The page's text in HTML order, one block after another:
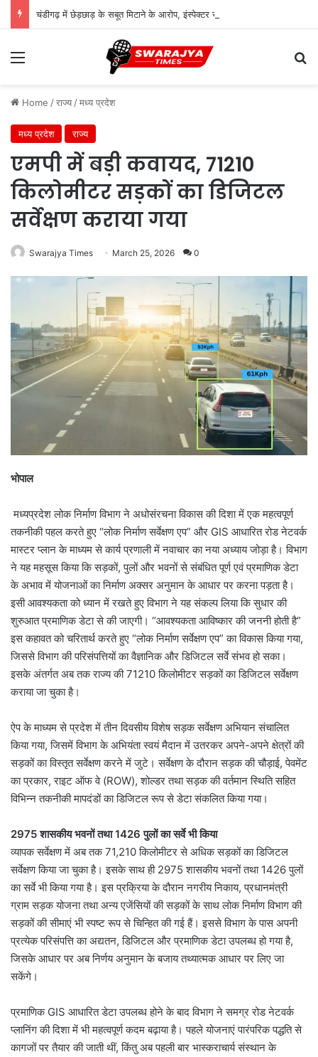
Menu
Home /राज्य /मध्य प्रदेश
मध्य प्रदेश राज्य
एमपी में बड़ी कवायद, 71210
किलोमीटर सड़कों का डिजिटल
सर्वेक्षण कराया गया
Swarajya Times March 25, 2026 0
भोपाल
मध्यप्रदेश लोक निर्माण विभाग ने अधोसंरचना विकास की दिशा में एक महत्वपूर्ण
तकनीकी पहल करते हुए “लोक निर्माण सर्वेक्षण एप” और GIS आधारित रोड नेटवर्क
मास्टर प्लान के माध्यम से कार्य प्रणाली में नवाचार का नया अध्याय जोड़ा है। विभाग
ने यह महसूस किया कि सड़कों, पुलों और भवनों से संबंधित पूर्ण एवं प्रमाणिक डेटा
के अभाव में योजनाओं का निर्माण अक्सर अनुमान के आधार पर करना पड़ता है।
इसी आवश्यकता को ध्यान में रखते हुए विभाग ने यह संकल्प लिया कि सुधार की
शुरुआत प्रमाणिक डेटा से की जाएगी। “आवश्यकता आविष्कार की जननी होती है”
इस कहावत को चरितार्थ करते हुए “लोक निर्माण सर्वेक्षण एप” का विकास किया गया,
जिससे विभाग की परिसंपत्तियों का वैज्ञानिक और डिजिटल सर्वे संभव हो सका।
इसके अंतर्गत अब तक राज्य की 71210 किलोमीटर सड़कों का डिजिटल सर्वेक्षण
कराया जा चुका है।
ऐप के माध्यम से प्रदेश में तीन दिवसीय विशेष सड़क सर्वेक्षण अभियान संचालित
किया गया, जिसमें विभाग के अभियंता स्वयं मैदान में उतरकर अपने-अपने क्षेत्रों की
सड़कों का विस्तृत सर्वेक्षण करने में जुटे। सर्वेक्षण के दौरान सड़क की चौड़ाई, पेवमेंट
का प्रकार, राइट ऑफ वे (ROW), शोल्डर तथा सड़क की वर्तमान स्थिति सहित
विभिन्न तकनीकी मापदंडों का डिजिटल रूप से डेटा संकलित किया गया।
2975 शासकीय भवनों तथा 1426 पुलों का सर्वे भी किया
व्यापक सर्वेक्षण में अब तक 71,210 किलोमीटर से अधिक सड़कों का डिजिटल
सर्वेक्षण किया जा चुका है। इसके साथ ही 2975 शासकीय भवनों तथा 1426 पुलों
का सर्वे भी किया गया है। इस प्रक्रिया के दौरान नगरीय निकाय, प्रधानमंत्री
ग्राम सड़क योजना तथा अन्य एजेंसियों की सड़कों के साथ लोक निर्माण विभाग की
सड़कों की सीमाएं भी स्पष्ट रूप से चिन्हित की गई हैं। इससे विभाग के पास अपनी
प्रत्येक परिसंपत्ति का अद्यतन, डिजिटल और प्रमाणिक डेटा उपलब्ध हो गया है,
जिसके आधार पर अब निर्णय अनुमान के बजाय तथ्यात्मक आधार पर लिए जा
सकेंगे।
प्रमाणिक GIS आधारित डेटा उपलब्ध होने के बाद विभाग ने समग्र रोड नेटवर्क
प्लानिंग की दिशा में भी महत्वपूर्ण कदम बढ़ाया है। पहले योजनाएं पारंपरिक पद्धति से
कागजों पर तैयार की जाती थीं, किंतु अब पहली बार भास्कराचार्य संस्थान के